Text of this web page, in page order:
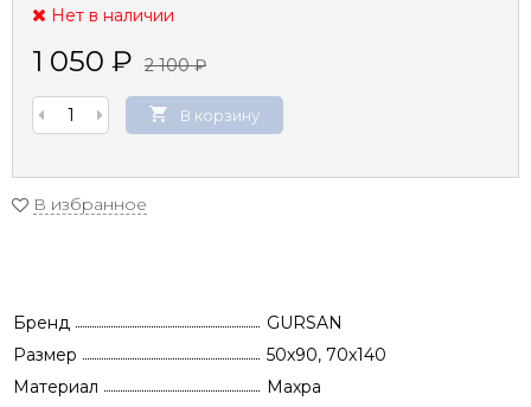
Нет в наличии
1 050 ₽ 2 100₽
В корзину
В избранное
Бренд
GURSAN
Размер
50x90, 70x140
Материал
Махра